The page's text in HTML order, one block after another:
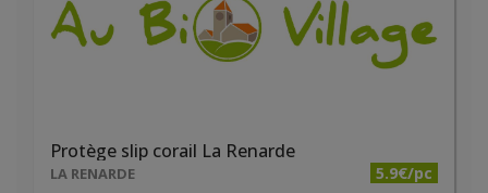
Protège slip corail La Renarde
LA RENARDE 5.9€/pc